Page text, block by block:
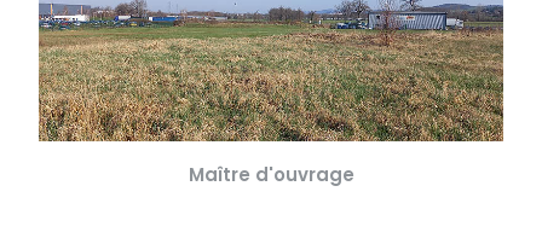
Maître d'ouvrage